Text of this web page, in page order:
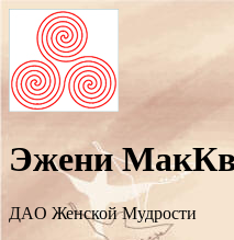
Эжени
ДAO Женской Мудрости